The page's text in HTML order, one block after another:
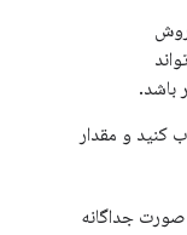
روش
باشد.
کنید و مقدار
جداگانه